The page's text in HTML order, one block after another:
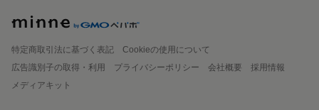
特定商取引法に基づく表記
Cookieの使用について
広告識別子の取得・利用
プライバシーポリシー 会社概要
採用情報
メディアキット